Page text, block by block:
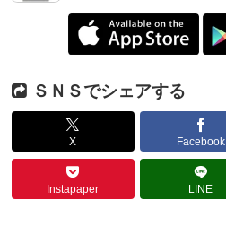
ＳＮＳでシェアする
X Facebook
Instapaper LINE